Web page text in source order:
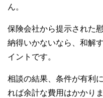
ん。
保険会社から提示された
納得いかないなら、和解
イントです。
相談の結果、条件が有利
れば余計な費用はかかり